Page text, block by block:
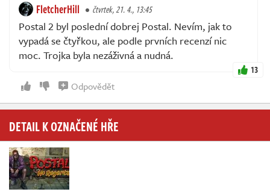
FletcherHill čtvrtek, 21. 4., 13:45
Postal 2 byl poslední dobrej Postal. Nevím, jak to
vypadá se čtyřkou, ale podle prvních recenzí nic
moc. Trojka byla nezáživná a nudná.
13
Odpovědět
DETAIL K OZNAČENÉ HŘE